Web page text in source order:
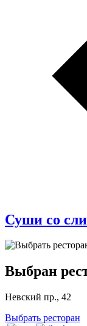
Суши со
Выбран
Невский пр., 42
Выбрать ресторан